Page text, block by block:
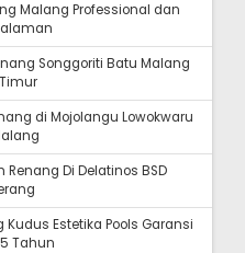
Malang Professional dan
Songgoriti Batu Malang
di Mojolangu Lowokwaru
Di Delatinos BSD
Estetika Pools Garansi
Tahun